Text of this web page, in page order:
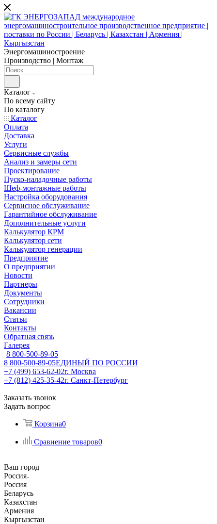
Энергомашиностроение
Производство | Монтаж
Каталог
По всему сайту
По каталогу
Каталог
Оплата
Доставка
Услуги
Сервисные службы
Анализ и замеры сети
Проектирование
Пуско-наладочные работы
Шеф-монтажные работы
Настройка оборудования
Сервисное обслуживание
Гарантийное обслуживание
Дополнительные услуги
Калькулятор КРМ
Калькулятор сети
Калькулятор генерации
Предприятие
О предприятии
Новости
Партнеры
Документы
Сотрудники
Вакансии
Статьи
Контакты
Обратная связь
Галерея
8 800-500-89-05
8 800-500-89-05ЕДИНЫЙ ПО РОССИИ
+7 (499) 653-62-02г. Москва
+7 (812) 425-35-42г. Санкт-Петербург
Заказать звонок
Задать вопрос
Корзина0
Сравнение товаров0
Ваш город
Россия
Россия
Беларусь
Казахстан
Армения
Кыргызстан